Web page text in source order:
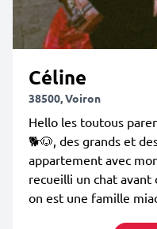
Céline
38500, Voiron
Hello les toutous
🐕🐶, des grands et
appartement avec
recueilli un chat
on est une famille